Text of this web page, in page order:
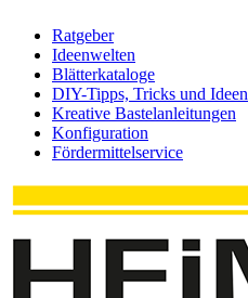
Ratgeber
Ideenwelten
Blätterkataloge
DIY-Tipps, Tricks und Ideen
Kreative Bastelanleitungen
Konfiguration
Fördermittelservice